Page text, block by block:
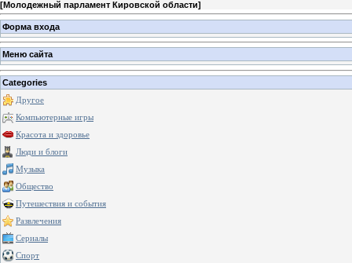
[Молодежный парламент Кировской области]
Форма входа
Меню сайта
Categories
Другое
Компьютерные игры
Красота и здоровье
Люди и блоги
Музыка
Общество
Путешествия и события
Развлечения
Сериалы
Спорт